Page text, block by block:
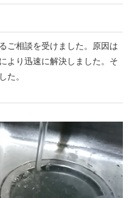
ご相談を受けました。原因は
より迅速に解決しました。そ
た。